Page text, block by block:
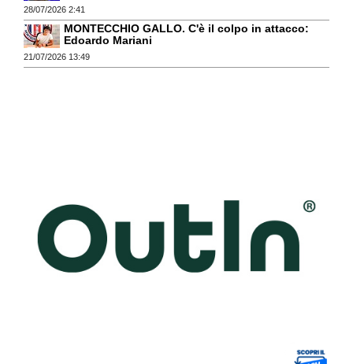
28/07/2026 2:41
MONTECCHIO GALLO. C'è il colpo in attacco:
Edoardo Mariani
21/07/2026 13:49